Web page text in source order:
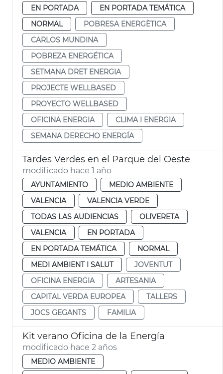
EN PORTADA
EN PORTADA TEMÁTICA
NORMAL
POBRESA ENERGÈTICA
CARLOS MUNDINA
POBREZA ENERGÉTICA
SETMANA DRET ENERGIA
PROJECTE WELLBASED
PROYECTO WELLBASED
OFICINA ENERGIA
CLIMA I ENERGIA
SEMANA DERECHO ENERGÍA
Tardes Verdes en el Parque del Oeste
modificado hace 1 año
AYUNTAMIENTO
MEDIO AMBIENTE
VALENCIA
VALENCIA VERDE
TODAS LAS AUDIENCIAS
OLIVERETA
VALENCIA
EN PORTADA
EN PORTADA TEMÁTICA
NORMAL
MEDI AMBIENT I SALUT
JOVENTUT
OFICINA ENERGIA
ARTESANIA
CAPITAL VERDA EUROPEA
TALLERS
JOCS GEGANTS
FAMILIA
Kit verano Oficina de la Energía
modificado hace 2 años
MEDIO AMBIENTE